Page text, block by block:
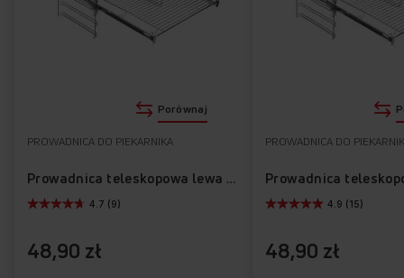
48,90 zł
PROWADNICA DO PIEKARNIKA
Prowadnica teleskopowa lewa APG1001
4.7 (9)
Porównaj
48,90 zł
PROWADNICA DO
4.9 (15)